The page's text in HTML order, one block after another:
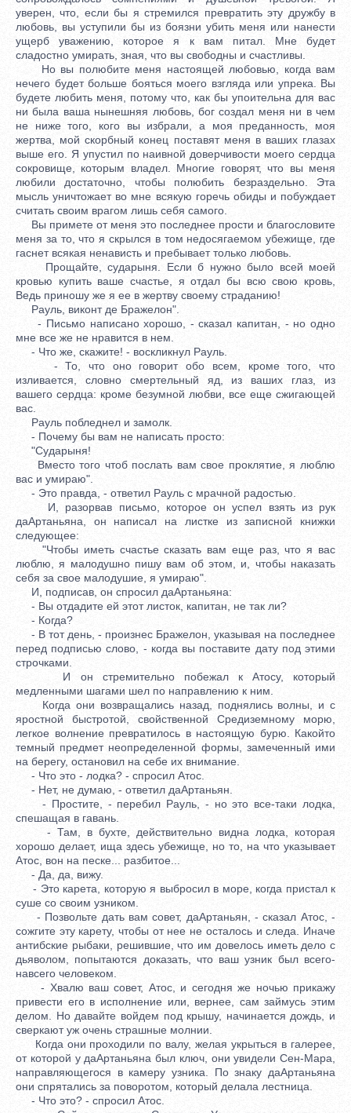
уверен, что, если бы я стремился превратить эту дружбу в
любовь, вы уступили бы из боязни убить меня или нанести
ущерб уважению, которое я к вам питал. Мне будет
сладостно умирать, зная, что вы свободны и счастливы.
Но вы полюбите меня настоящей любовью, когда вам
нечего будет больше бояться моего взгляда или упрека. Вы
будете любить меня, потому что, как бы упоительна для вас
ни была ваша нынешняя любовь, бог создал меня ни в чем
не ниже того, кого вы избрали, а моя преданность, моя
жертва, мой скорбный конец поставят меня в ваших глазах
выше его. Я упустил по наивной доверчивости моего сердца
сокровище, которым владел. Многие говорят, что вы меня
любили достаточно, чтобы полюбить безраздельно. Эта
мысль уничтожает во мне всякую горечь обиды и побуждает
считать своим врагом лишь себя самого.
Вы примете от меня это последнее прости и благословите
меня за то, что я скрылся в том недосягаемом убежище, где
гаснет всякая ненависть и пребывает только любовь.
Прощайте, сударыня. Если б нужно было всей моей
кровью купить ваше счастье, я отдал бы всю свою кровь,
Ведь приношу же я ее в жертву своему страданию!
Рауль, виконт де Бражелон".
- Письмо написано хорошо, - сказал капитан, - но одно
мне все же не нравится в нем.
- Что же, скажите! - воскликнул Рауль.
- То, что оно говорит обо всем, кроме того, что
изливается, словно смертельный яд, из ваших глаз, из
вашего сердца: кроме безумной любви, все еще сжигающей
вас.
Рауль побледнел и замолк.
- Почему бы вам не написать просто:
"Сударыня!
Вместо того чтоб послать вам свое проклятие, я люблю
вас и умираю".
- Это правда, - ответил Рауль с мрачной радостью.
И, разорвав письмо, которое он успел взять из рук
даАртаньяна, он написал на листке из записной книжки
следующее:
"Чтобы иметь счастье сказать вам еще раз, что я вас
люблю, я малодушно пишу вам об этом, и, чтобы наказать
себя за свое малодушие, я умираю".
И, подписав, он спросил даАртаньяна:
- Вы отдадите ей этот листок, капитан, не так ли?
- Когда?
- В тот день, - произнес Бражелон, указывая на последнее
перед подписью слово, - когда вы поставите дату под этими
строчками.
И он стремительно побежал к Атосу, который
медленными шагами шел по направлению к ним.
Когда они возвращались назад, поднялись волны, и с
яростной быстротой, свойственной Средиземному морю,
легкое волнение превратилось в настоящую бурю. Какойто
темный предмет неопределенной формы, замеченный ими
на берегу, остановил на себе их внимание.
- Что это - лодка? - спросил Атос.
- Нет, не думаю, - ответил даАртаньян.
- Простите, - перебил Рауль, - но это все-таки лодка,
спешащая в гавань.
- Там, в бухте, действительно видна лодка, которая
хорошо делает, ища здесь убежище, но то, на что указывает
Атос, вон на песке... разбитое...
- Да, да, вижу.
- Это карета, которую я выбросил в море, когда пристал к
суше со своим узником.
- Позвольте дать вам совет, даАртаньян, - сказал Атос, -
сожгите эту карету, чтобы от нее не осталось и следа. Иначе
антибские рыбаки, решившие, что им довелось иметь дело с
дьяволом, попытаются доказать, что ваш узник был всего-
навсего человеком.
- Хвалю ваш совет, Атос, и сегодня же ночью прикажу
привести его в исполнение или, вернее, сам займусь этим
делом. Но давайте войдем под крышу, начинается дождь, и
сверкают уж очень страшные молнии.
Когда они проходили по валу, желая укрыться в галерее,
от которой у даАртаньяна был ключ, они увидели Сен-Мара,
направляющегося в камеру узника. По знаку даАртаньяна
они спрятались за поворотом, который делала лестница.
- Что это? - спросил Атос.